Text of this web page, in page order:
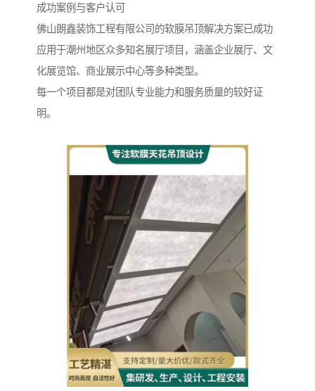
成功案例与客户认可
佛山朗鑫装饰工程有限公司的软膜吊顶解决方案已成功
应用于潮州地区众多知名展厅项目，涵盖企业展厅、文
化展览馆、商业展示中心等多种类型。
每一个项目都是对团队专业能力和服务质量的较好证
明。